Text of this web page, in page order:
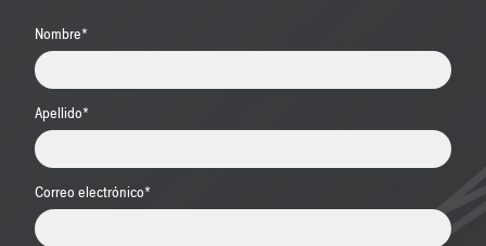
Nombre*
Apellido*
Correo electrónico*